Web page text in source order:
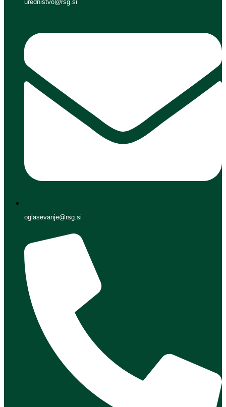
urednistvo@rsg.si
oglasevanje@rsg.si